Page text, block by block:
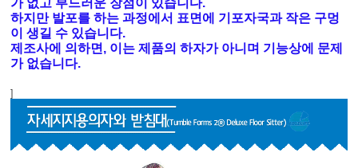
가 없고 부드러운 장점이 있습니다.
하지만 발포를 하는 과정에서 표면에 기포자국과 작은 구멍
이 생길 수 있습니다.
제조사에 의하면, 이는 제품의 하자가 아니며 기능상에 문제
가 없습니다.
]